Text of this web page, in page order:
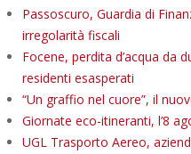
Passoscuro, Guardia di
irregolarità fiscali
Focene, perdita d’acqua da
residenti esasperati
“Un graffio nel cuore”, il
Giornate eco-itineranti, l’8
UGL Trasporto Aereo,